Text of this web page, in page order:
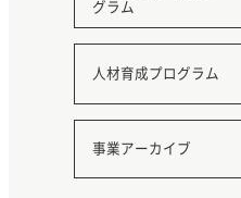
グラム
人材育成プログラム
事業アーカイブ